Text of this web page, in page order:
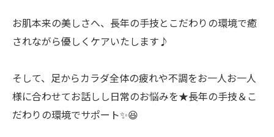
お肌本来の美しさへ、長年の手技とこだわりの環境で癒
されながら優しくケアいたします♪
そして、足からカラダ全体の疲れや不調をお一人お一人
様に合わせてお話しし日常のお悩みを★長年の手技＆こ
だわりの環境でサポート✨😆